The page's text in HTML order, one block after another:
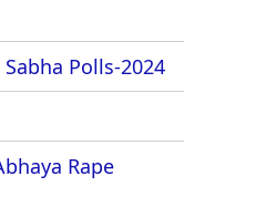
Polls-2024
Rape